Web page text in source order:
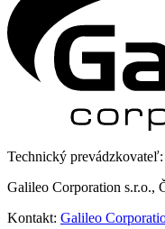
Technický prevádzkovateľ:
Galileo Corporation s.r.o.,
Kontakt: Galileo